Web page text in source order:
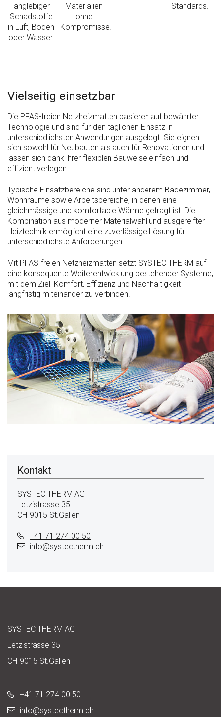
langlebiger
Schadstoffe
in Luft, Boden
oder Wasser.
Materialien
ohne
Kompromisse.
Standards.
Vielseitig einsetzbar
Die PFAS-freien Netzheizmatten basieren auf bewährter
Technologie und sind für den täglichen Einsatz in
unterschiedlichsten Anwendungen ausgelegt. Sie eignen
sich sowohl für Neubauten als auch für Renovationen und
lassen sich dank ihrer flexiblen Bauweise einfach und
effizient verlegen.
Typische Einsatzbereiche sind unter anderem Badezimmer,
Wohnräume sowie Arbeitsbereiche, in denen eine
gleichmässige und komfortable Wärme gefragt ist. Die
Kombination aus moderner Materialwahl und ausgereifter
Heiztechnik ermöglicht eine zuverlässige Lösung für
unterschiedlichste Anforderungen.
Mit PFAS-freien Netzheizmatten setzt SYSTEC THERM auf
eine konsequente Weiterentwicklung bestehender Systeme,
mit dem Ziel, Komfort, Effizienz und Nachhaltigkeit
langfristig miteinander zu verbinden.
Kontakt
SYSTEC THERM AG
Letzistrasse 35
CH-9015 St.Gallen
+41 71 274 00 50
info@systectherm.ch
SYSTEC THERM AG
Letzistrasse 35
CH-9015 St.Gallen
+41 71 274 00 50
info@systectherm.ch